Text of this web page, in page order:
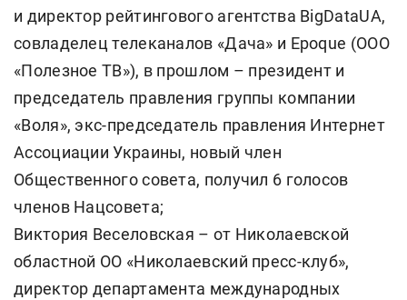
и директор рейтингового агентства BigDataUA,
совладелец телеканалов «Дача» и Epoque (ООО
«Полезное ТВ»), в прошлом – президент и
председатель правления группы компании
«Воля», экс-председатель правления Интернет
Ассоциации Украины, новый член
Общественного совета, получил 6 голосов
членов Нацсовета;
Виктория Веселовская – от Николаевской
областной ОО «Николаевский пресс-клуб»,
директор департамента международных